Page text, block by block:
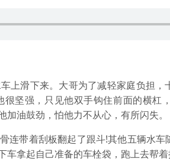
滑下来。大哥为了减轻家庭负担，
坚强，只见他双手钩住前面的横杠
油鼓劲，怕他力不从心，有所闪失。
带着刮板翻起了跟斗!其他五辆水车
拿起自己准备的车栓袋，跑上去帮着